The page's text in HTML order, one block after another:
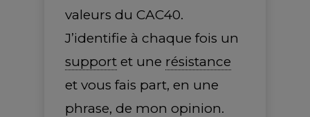
valeurs du CAC40.
J’identifie à chaque fois un
support et une résistance
et vous fais part, en une
phrase, de mon opinion.